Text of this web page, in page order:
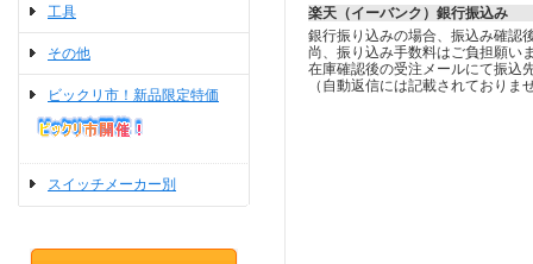
工具
その他
ビックリ市！新品限定特価
スイッチメーカー別
楽天（イーバンク）銀行振込み
銀行振り込みの場合、振込み確認
尚、振り込み手数料はご負担願い
在庫確認後の受注メールにて振込
（自動返信には記載されておりま